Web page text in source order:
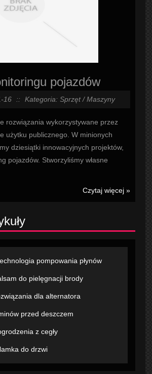
pojazdów
16 :: Kategoria: Sprzęt / Maszyny
rozwiązania wykorzystywane przez
użytku publicznego. W minionych
dziesiątki innowacyjnych projektów,
pojazdów. Stworzyliśmy własne
Czytaj więcej »
pompowania płynów
do pielęgnacji brody
dla alternatora
przed deszczem
z cegły
do drzwi